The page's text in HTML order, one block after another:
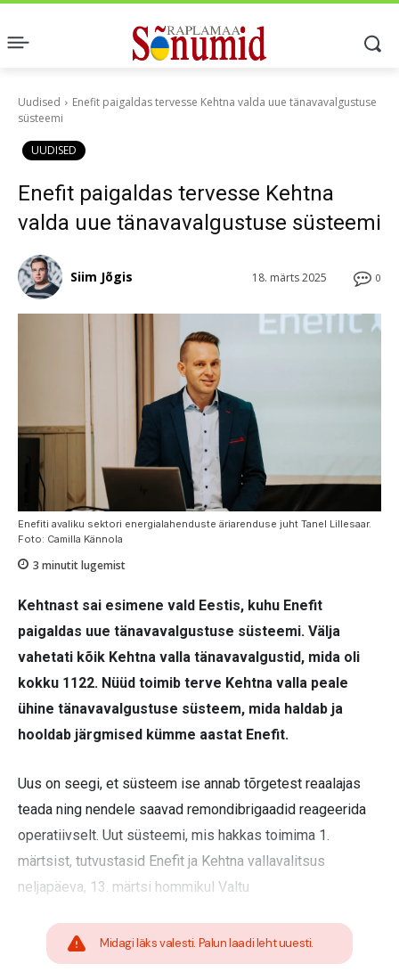
Uudised
Enefit paigaldas tervesse Kehtna valda uue tänavavalgustuse
süsteemi
UUDISED
Enefit paigaldas tervesse Kehtna
valda uue tänavavalgustuse süsteemi
0
18. märts 2025
Siim Jõgis
Enefiti avaliku sektori energialahenduste äriarenduse juht Tanel Lillesaar.
Foto: Camilla Kännola
3 minutit lugemist
Kehtnast sai esimene vald Eestis, kuhu Enefit
paigaldas uue tänavavalgustuse süsteemi. Välja
vahetati kõik Kehtna valla tänavavalgustid, mida oli
kokku 1122. Nüüd toimib terve Kehtna valla peale
ühine tänavavalgustuse süsteem, mida haldab ja
hooldab järgmised kümme aastat Enefit.
Uus on seegi, et süsteem ise annab tõrgetest reaalajas
teada ning nendele saavad remondibrigaadid reageerida
operatiivselt. Uut süsteemi, mis hakkas toimima 1.
märtsist, tutvustasid Enefit ja Kehtna vallavalitsus
neljapäeva, 13. märtsi hommikul Valtu
Midagi läks valesti. Palun laadi leht uuesti.